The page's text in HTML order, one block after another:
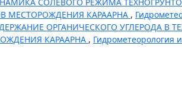
МЕСТОРОЖДЕНИЯ КАРААРНА ,
ОРГАНИЧЕСКОГО УГЛЕРОДА В
КАРААРНА , Гидрометеорология